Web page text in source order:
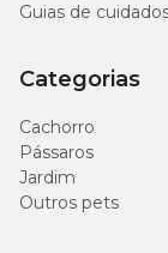
Guias de
Categorias
Cachorro
Pássaros
Jardim
Outros pets